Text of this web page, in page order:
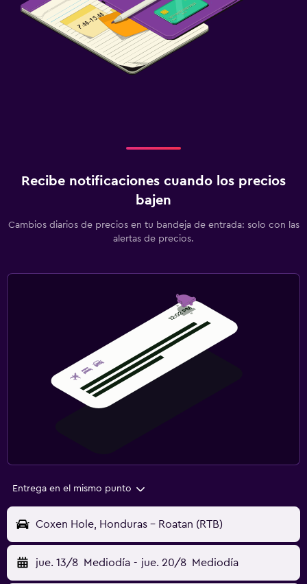
Recibe notificaciones cuando los precios
bajen
Cambios diarios de precios en tu bandeja de entrada: solo con las
alertas de precios.
Entrega en el mismo punto
Coxen Hole, Honduras - Roatan (RTB)
jue. 13/8 Mediodía - jue. 20/8 Mediodía